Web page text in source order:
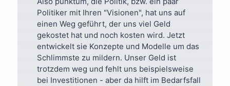
Politiker mit Ihren "Visionen", hat uns auf
einen Weg geführt, der uns viel Geld
gekostet hat und noch kosten wird. Jetzt
entwickelt sie Konzepte und Modelle um das
Schlimmste zu mildern. Unser Geld ist
trotzdem weg und fehlt uns beispielsweise
bei Investitionen - aber da hilft im Bedarfsfall